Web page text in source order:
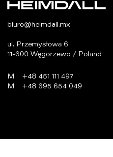
biuro@heimdall.mx
ul. Przemysłowa 6
11-600 Węgorzewo / Poland
M +48 451 111 497
M +48 695 654 049